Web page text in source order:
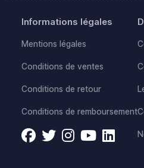
Informations légales
Mentions légales
Conditions de ventes
Conditions de retour
Conditions de remboursement